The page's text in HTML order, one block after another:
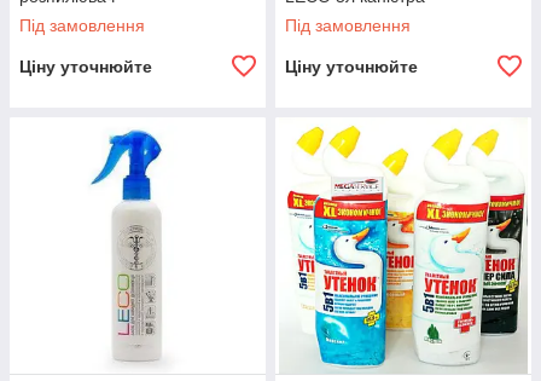
Під замовлення
Ціну уточнюйте
Під замовлення
Ціну уточнюйте